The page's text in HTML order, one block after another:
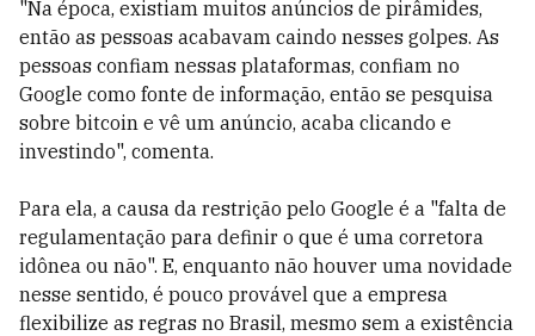
"Na época, existiam muitos anúncios de pirâmides,
então as pessoas acabavam caindo nesses golpes. As
pessoas confiam nessas plataformas, confiam no
Google como fonte de informação, então se pesquisa
sobre bitcoin e vê um anúncio, acaba clicando e
investindo", comenta.
Para ela, a causa da restrição pelo Google é a "falta de
regulamentação para definir o que é uma corretora
idônea ou não". E, enquanto não houver uma novidade
nesse sentido, é pouco provável que a empresa
flexibilize as regras no Brasil, mesmo sem a existência